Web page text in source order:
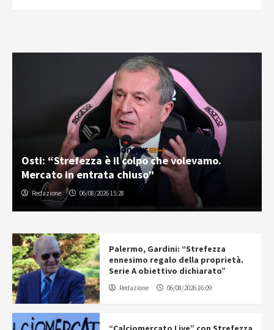
Osti: “Strefezza è il colpo che volevamo.
Mercato in entrata chiuso”
Redazione 06/08/2026 15:28
Palermo, Gardini: “Strefezza
ennesimo regalo della proprietà.
Serie A obiettivo dichiarato”
Redazione 06/08/2026 16:09